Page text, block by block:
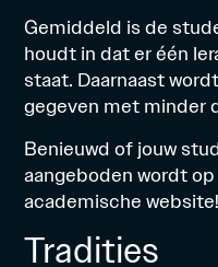
Gemiddeld is de
houdt in dat er één
staat. Daarnaast
gegeven met minder
Benieuwd of jouw
aangeboden wordt op
academische website!
Tradities